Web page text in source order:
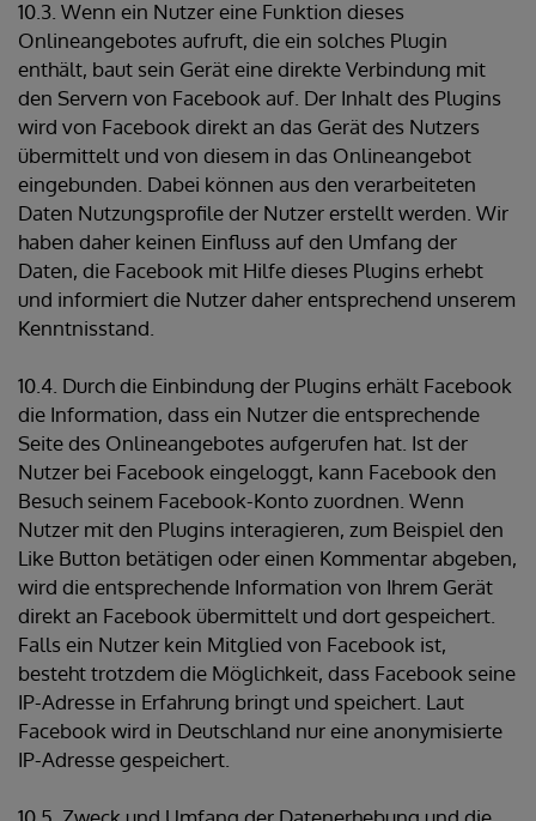
10.3. Wenn ein Nutzer eine Funktion dieses
Onlineangebotes aufruft, die ein solches Plugin
enthält, baut sein Gerät eine direkte Verbindung mit
den Servern von Facebook auf. Der Inhalt des Plugins
wird von Facebook direkt an das Gerät des Nutzers
übermittelt und von diesem in das Onlineangebot
eingebunden. Dabei können aus den verarbeiteten
Daten Nutzungsprofile der Nutzer erstellt werden. Wir
haben daher keinen Einfluss auf den Umfang der
Daten, die Facebook mit Hilfe dieses Plugins erhebt
und informiert die Nutzer daher entsprechend unserem
Kenntnisstand.
10.4. Durch die Einbindung der Plugins erhält Facebook
die Information, dass ein Nutzer die entsprechende
Seite des Onlineangebotes aufgerufen hat. Ist der
Nutzer bei Facebook eingeloggt, kann Facebook den
Besuch seinem Facebook-Konto zuordnen. Wenn
Nutzer mit den Plugins interagieren, zum Beispiel den
Like Button betätigen oder einen Kommentar abgeben,
wird die entsprechende Information von Ihrem Gerät
direkt an Facebook übermittelt und dort gespeichert.
Falls ein Nutzer kein Mitglied von Facebook ist,
besteht trotzdem die Möglichkeit, dass Facebook seine
IP-Adresse in Erfahrung bringt und speichert. Laut
Facebook wird in Deutschland nur eine anonymisierte
IP-Adresse gespeichert.